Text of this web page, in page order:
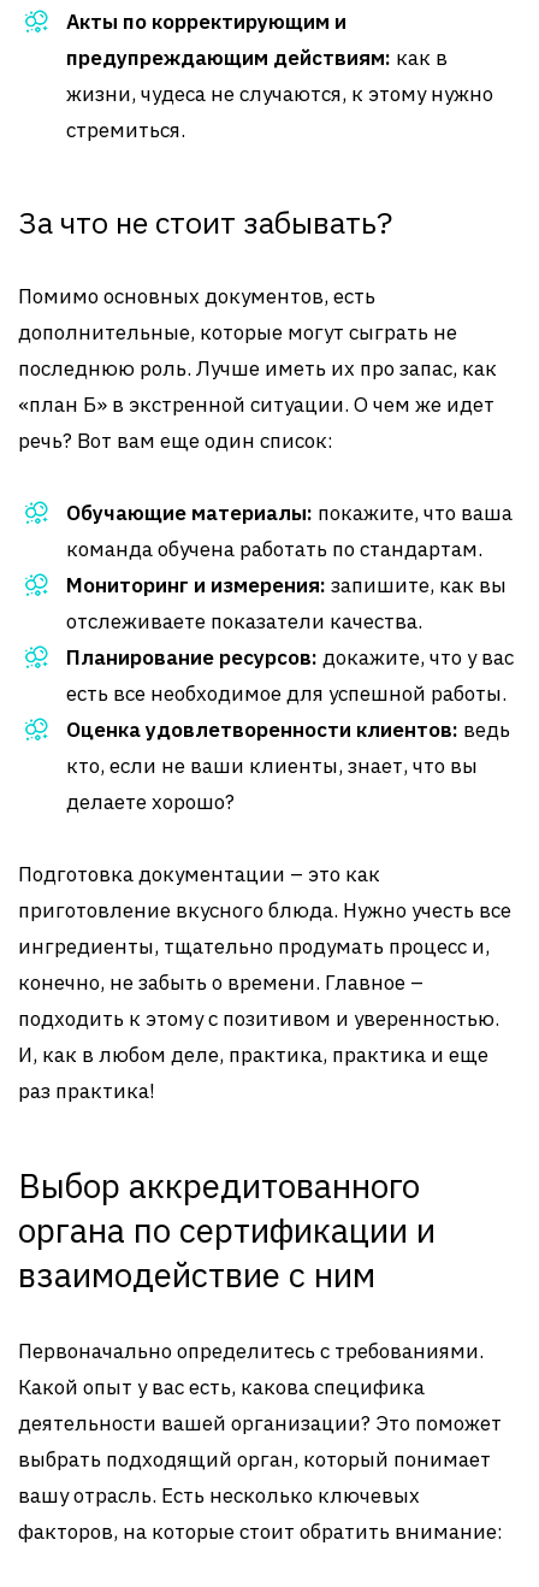
Акты по корректирующим и
предупреждающим действиям: как в
жизни, чудеса не случаются, к этому нужно
стремиться.
За что не стоит забывать?
Помимо основных документов, есть
дополнительные, которые могут сыграть не
последнюю роль. Лучше иметь их про запас, как
«план Б» в экстренной ситуации. О чем же идет
речь? Вот вам еще один список:
Обучающие материалы: покажите, что ваша
команда обучена работать по стандартам.
Мониторинг и измерения: запишите, как вы
отслеживаете показатели качества.
Планирование ресурсов: докажите, что у вас
есть все необходимое для успешной работы.
Оценка удовлетворенности клиентов: ведь
кто, если не ваши клиенты, знает, что вы
делаете хорошо?
Подготовка документации – это как
приготовление вкусного блюда. Нужно учесть все
ингредиенты, тщательно продумать процесс и,
конечно, не забыть о времени. Главное –
подходить к этому с позитивом и уверенностью.
И, как в любом деле, практика, практика и еще
раз практика!
Выбор аккредитованного
органа по сертификации и
взаимодействие с ним
Первоначально определитесь с требованиями.
Какой опыт у вас есть, какова специфика
деятельности вашей организации? Это поможет
выбрать подходящий орган, который понимает
вашу отрасль. Есть несколько ключевых
факторов, на которые стоит обратить внимание: